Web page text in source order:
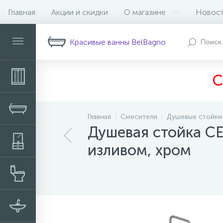
Главная Акции и скидки О магазине
Красивые ванны BelBagno
Главная Смесители Душевые стойки
Душевая стойка
изливом, хром
Описание Характеристики